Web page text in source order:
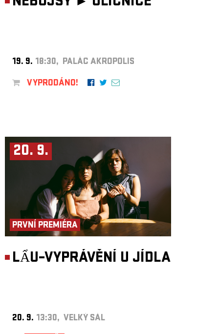
19. 9. 18:30, PALÁC AKROPOLIS
VYPRODÁNO!
20. 9.
PRVNÍ PREMIÉRA
LẨU–VYPRÁVĚNÍ U JÍDLA
20. 9. 13:30, VELKÝ SÁL